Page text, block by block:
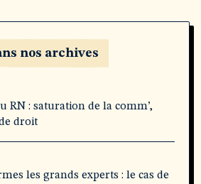
nos archives
RN : saturation de la comm’,
droit
les grands experts : le cas de